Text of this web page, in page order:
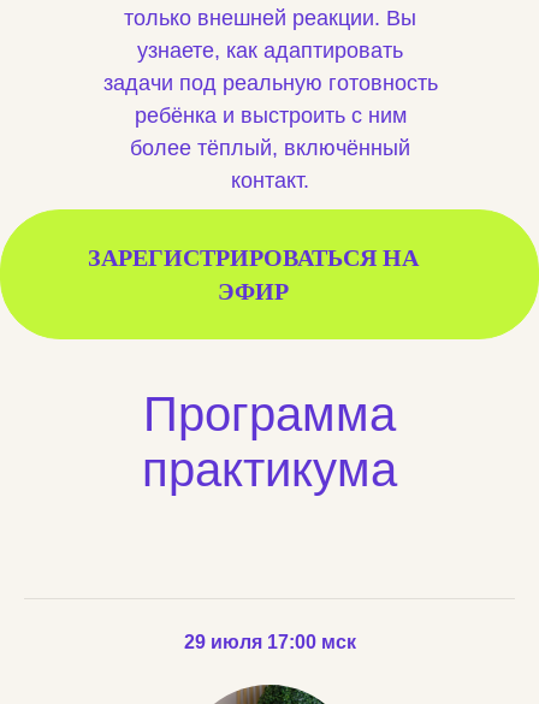
только внешней реакции. Вы
узнаете, как адаптировать
задачи под реальную готовность
ребёнка и выстроить с ним
более тёплый, включённый
контакт.
ЗАРЕГИСТРИРОВАТЬСЯ НА
ЭФИР
Программа
практикума
29 июля 17:00 мск